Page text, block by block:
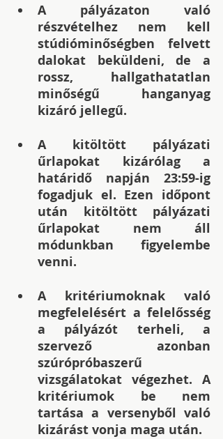
A pályázaton való
részvételhez nem kell
stúdióminőségben felvett
dalokat beküldeni, de a
rossz, hallgathatatlan
minőségű hanganyag
kizáró jellegű.
A kitöltött pályázati
űrlapokat kizárólag a
határidő napján 23:59-ig
fogadjuk el. Ezen időpont
után kitöltött pályázati
űrlapokat nem áll
módunkban figyelembe
venni.
A kritériumoknak való
megfelelésért a felelősség
a pályázót terheli, a
szervező azonban
szúrópróbaszerű
vizsgálatokat végezhet. A
kritériumok be nem
tartása a versenyből való
kizárást vonja maga után.